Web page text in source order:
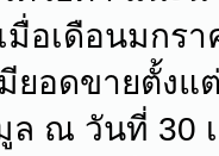
มื่อเดือนมกร
ยอดขายตั้งแ
ล ณ วันที่ 30